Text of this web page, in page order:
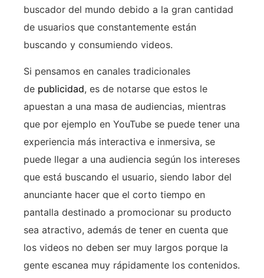
buscador del mundo debido a la gran cantidad
de usuarios que constantemente están
buscando y consumiendo videos.
Si pensamos en canales tradicionales
de publicidad, es de notarse que estos le
apuestan a una masa de audiencias, mientras
que por ejemplo en YouTube se puede tener una
experiencia más interactiva e inmersiva, se
puede llegar a una audiencia según los intereses
que está buscando el usuario, siendo labor del
anunciante hacer que el corto tiempo en
pantalla destinado a promocionar su producto
sea atractivo, además de tener en cuenta que
los videos no deben ser muy largos porque la
gente escanea muy rápidamente los contenidos.